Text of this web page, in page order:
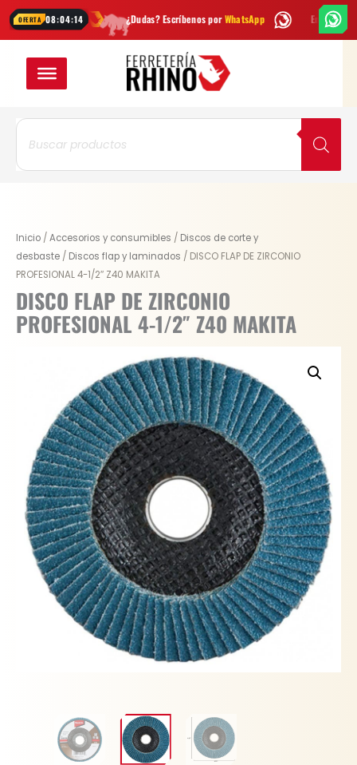
OFERTA 08:04:14¿Dudas? Escríbenos porWhatsApp EnvíoGRATIS en Bogotá
contenido
Búsqueda
productos
Inicio /Accesorios y consumibles / Discos de corte y
desbaste / Discos flap y laminados / DISCO FLAP DE ZIRCONIO
PROFESIONAL 4-1/2″ Z40 MAKITA
DISCO FLAP DE ZIRCONIO
PROFESIONAL 4-1/2″ Z40 MAKITA